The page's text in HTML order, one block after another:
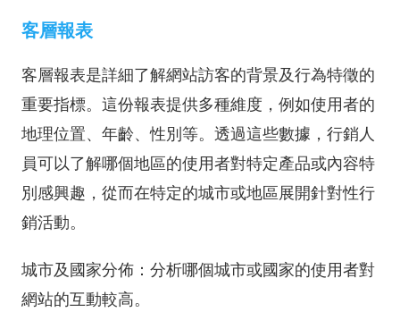
客層報表
客層報表是詳細了解網站訪客的背景及行為特徵的
重要指標。這份報表提供多種維度，例如使用者的
地理位置、年齡、性別等。透過這些數據，行銷人
員可以了解哪個地區的使用者對特定產品或內容特
別感興趣，從而在特定的城市或地區展開針對性行
銷活動。
城市及國家分佈：分析哪個城市或國家的使用者對
網站的互動較高。